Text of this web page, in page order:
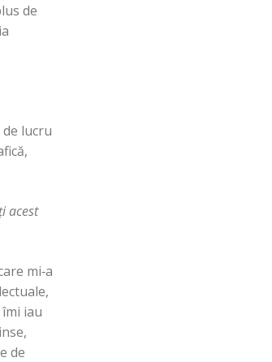
de
lucru
acest
mi‑a
iau
de